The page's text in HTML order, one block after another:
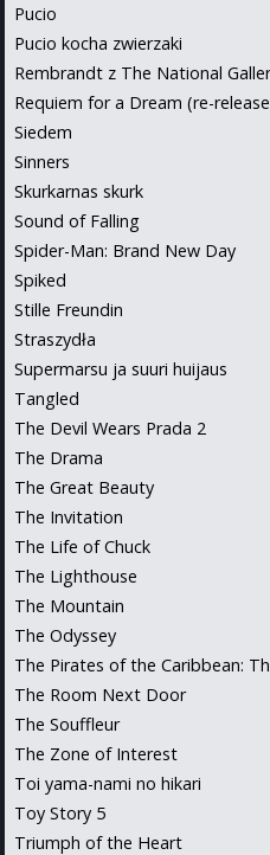
Pucio
Pucio kocha zwierzaki
Rembrandt z The National
Requiem for a Dream (re-
Siedem
Sinners
Skurkarnas skurk
Sound of Falling
Spider-Man: Brand New Day
Spiked
Stille Freundin
Straszydła
Supermarsu ja suuri huijaus
Tangled
The Devil Wears Prada 2
The Drama
The Great Beauty
The Invitation
The Life of Chuck
The Lighthouse
The Mountain
The Odyssey
The Pirates of the Caribbean:
The Room Next Door
The Souffleur
The Zone of Interest
Toi yama-nami no hikari
Toy Story 5
Triumph of the Heart